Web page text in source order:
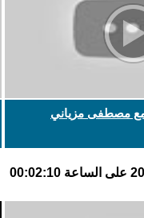
مع مصطفى مزياني